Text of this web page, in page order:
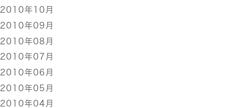
2010年10月
2010年09月
2010年08月
2010年07月
2010年06月
2010年05月
2010年04月